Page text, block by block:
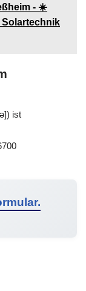
- ☀️
Solartechnik
ist